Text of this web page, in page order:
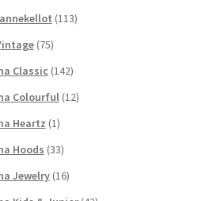
(113)
(75)
Classic (142)
Colourful (12)
Heartz (1)
Hoods (33)
Jewelry (16)